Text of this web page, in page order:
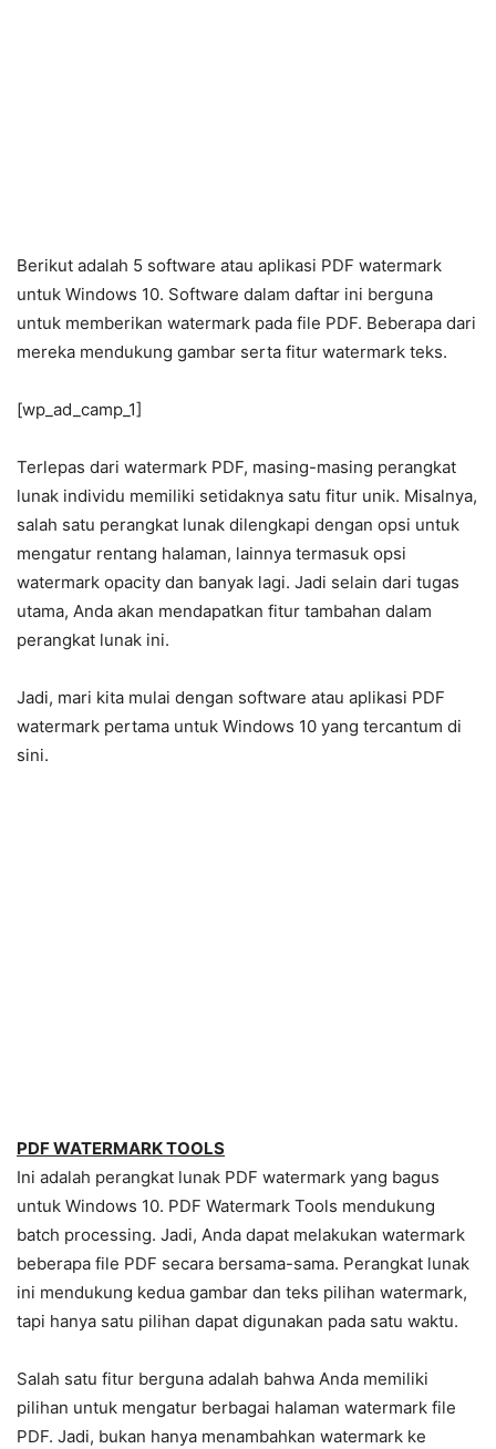
Berikut adalah 5 software atau aplikasi PDF watermark
untuk Windows 10. Software dalam daftar ini berguna
untuk memberikan watermark pada file PDF. Beberapa dari
mereka mendukung gambar serta fitur watermark teks.
[wp_ad_camp_1]
Terlepas dari watermark PDF, masing-masing perangkat
lunak individu memiliki setidaknya satu fitur unik. Misalnya,
salah satu perangkat lunak dilengkapi dengan opsi untuk
mengatur rentang halaman, lainnya termasuk opsi
watermark opacity dan banyak lagi. Jadi selain dari tugas
utama, Anda akan mendapatkan fitur tambahan dalam
perangkat lunak ini.
Jadi, mari kita mulai dengan software atau aplikasi PDF
watermark pertama untuk Windows 10 yang tercantum di
sini.
PDF WATERMARK TOOLS
Ini adalah perangkat lunak PDF watermark yang bagus
untuk Windows 10. PDF Watermark Tools mendukung
batch processing. Jadi, Anda dapat melakukan watermark
beberapa file PDF secara bersama-sama. Perangkat lunak
ini mendukung kedua gambar dan teks pilihan watermark,
tapi hanya satu pilihan dapat digunakan pada satu waktu.
Salah satu fitur berguna adalah bahwa Anda memiliki
pilihan untuk mengatur berbagai halaman watermark file
PDF. Jadi, bukan hanya menambahkan watermark ke